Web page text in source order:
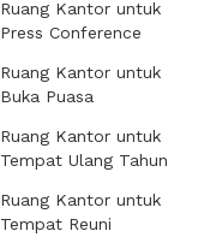
Ruang Kantor untuk
Press Conference
Ruang Kantor untuk
Buka Puasa
Ruang Kantor untuk
Tempat Ulang Tahun
Ruang Kantor untuk
Tempat Reuni